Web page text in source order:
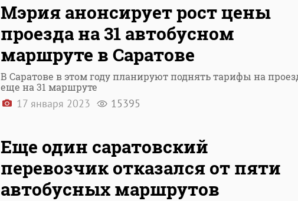
Мэрия анонсирует рост цены
проезда на 31 автобусном
маршруте в Саратове
В Саратове в этом году планируют поднять тарифы на
еще на 31 маршруте
17 января 2023 15395
Еще один саратовский
перевозчик отказался от пяти
автобусных маршрутов